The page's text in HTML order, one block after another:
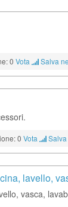
0 Vota Salva
0 Vota
lavello,
vasca,